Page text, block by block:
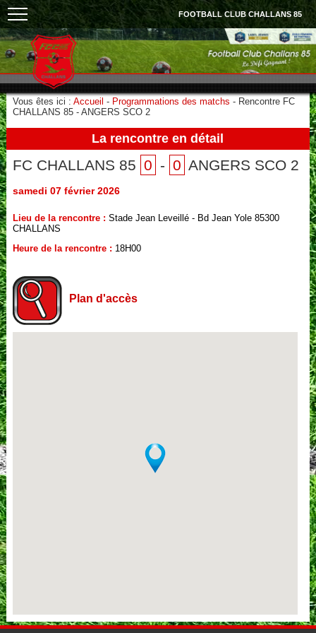
FOOTBALL CLUB CHALLANS 85
Vous êtes ici : Accueil - Programmations des matchs - Rencontre FC
CHALLANS 85 - ANGERS SCO 2
La rencontre en détail
FC CHALLANS 85 0 - 0 ANGERS SCO 2
samedi 07 février 2026
Lieu de la rencontre : Stade Jean Leveillé - Bd Jean Yole 85300
CHALLANS
Heure de la rencontre : 18H00
Plan d'accès